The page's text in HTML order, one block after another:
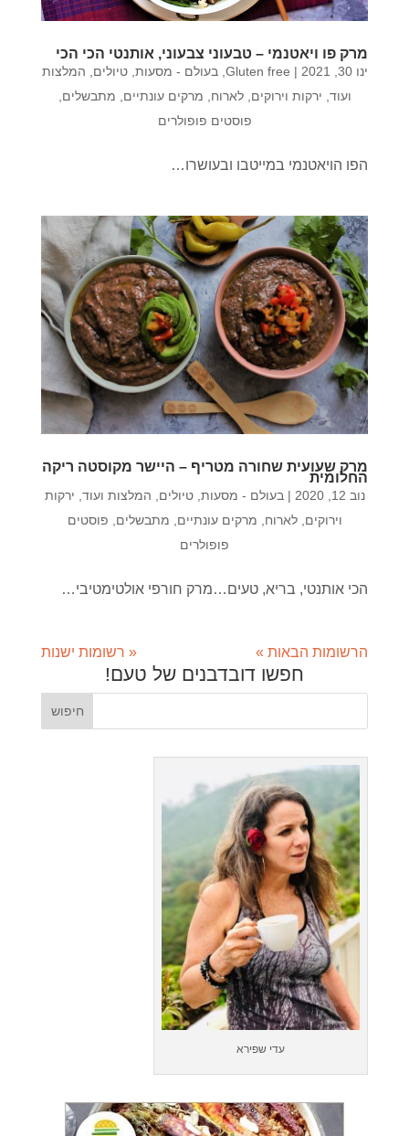
מרק פו ויאטנמי – טבעוני צבעוני, אותנטי הכי הכי
ינו 30, 2021 |
Gluten free
,בעולם - מסעות, טיולים, המלצות
ועוד, ירקות וירוקים,לארוח, מרקים עונתיים, מתבשלים,
פוסטים פופולרים
הפו הויאטנמי במייטבו ובעושרו…
מרק שעועית שחורה מטריף – היישר מקוסטה ריקה
החלומית
נוב 12, 2020 |בעולם - מסעות, טיולים, המלצות ועוד, ירקות
וירוקים,לארוח, מרקים עונתיים, מתבשלים, פוסטים
פופולרים
הכי אותנטי, בריא, טעים…מרק חורפי אולטימטיבי…
« רשומות ישנות הרשומות הבאות »
חפשו דובדבנים של טעם!
עדי שפירא